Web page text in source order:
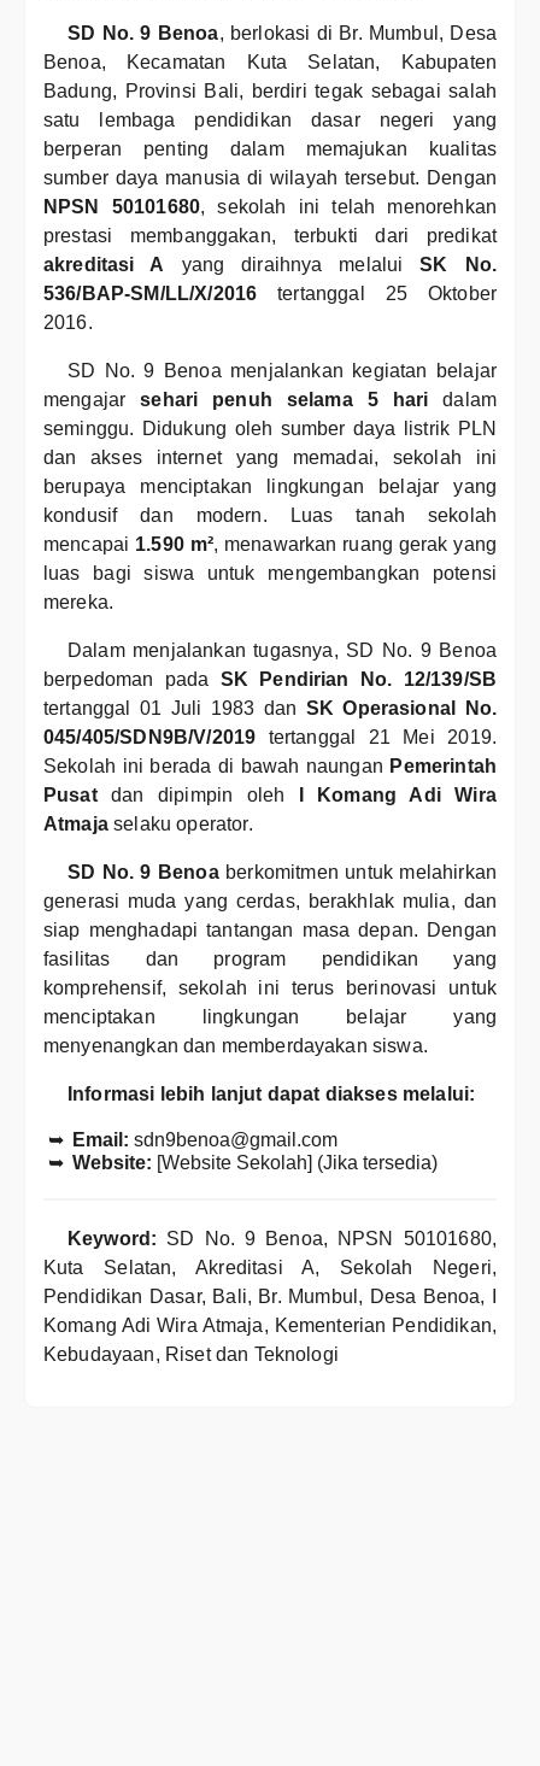
SD No. 9 Benoa, berlokasi di Br. Mumbul, Desa
Benoa, Kecamatan Kuta Selatan, Kabupaten
Badung, Provinsi Bali, berdiri tegak sebagai salah
satu lembaga pendidikan dasar negeri yang
berperan penting dalam memajukan kualitas
sumber daya manusia di wilayah tersebut. Dengan
NPSN 50101680, sekolah ini telah menorehkan
prestasi membanggakan, terbukti dari predikat
akreditasi A yang diraihnya melaluiSK No.
536/BAP-SM/LL/X/2016 tertanggal 25 Oktober
2016.
SD No. 9 Benoa menjalankan kegiatan belajar
mengajarsehari penuh selama 5 hari dalam
seminggu. Didukung oleh sumber daya listrik PLN
dan akses internet yang memadai, sekolah ini
berupaya menciptakan lingkungan belajar yang
kondusif dan modern. Luas tanah sekolah
mencapai 1.590 m², menawarkan ruang gerak yang
luas bagi siswa untuk mengembangkan potensi
mereka.
Dalam menjalankan tugasnya, SD No. 9 Benoa
berpedoman pada SK Pendirian No. 12/139/SB
tertanggal 01 Juli 1983 dan SK Operasional No.
045/405/SDN9B/V/2019 tertanggal 21 Mei 2019.
Sekolah ini berada di bawah naungan Pemerintah
Pusatdan dipimpin oleh
I Komang Adi Wira
Atmajaselaku operator.
SD No. 9 Benoaberkomitmen untuk melahirkan
generasi muda yang cerdas, berakhlak mulia, dan
siap menghadapi tantangan masa depan. Dengan
fasilitas dan program pendidikan yang
komprehensif, sekolah ini terus berinovasi untuk
menciptakan lingkungan belajar yang
menyenangkan dan memberdayakan siswa.
Informasi lebih lanjut dapat diakses melalui:
Email: sdn9benoa@gmail.com
Website: [Website Sekolah] (Jika tersedia)
Keyword: SD No. 9 Benoa, NPSN 50101680,
Kuta Selatan, Akreditasi A, Sekolah Negeri,
Pendidikan Dasar, Bali, Br. Mumbul, Desa Benoa, I
Komang Adi Wira Atmaja, Kementerian Pendidikan,
Kebudayaan, Riset dan Teknologi